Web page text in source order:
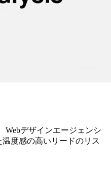
デザインエージェンシ
度感の高いリードのリス